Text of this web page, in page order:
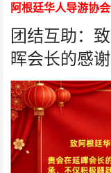
阿根廷华人导游协会
团结互助：
晖会长的感